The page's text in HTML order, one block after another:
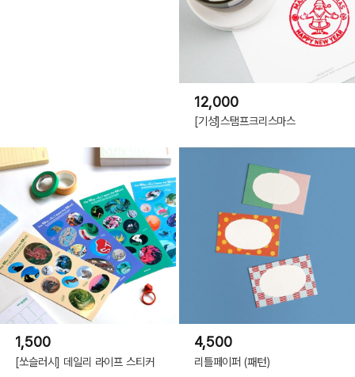
12,000
[기성]스탬프크리스마스
1,500
[쏘슬러시] 데일리 라이프 스티커
4,500
리틀페이퍼 (패턴)